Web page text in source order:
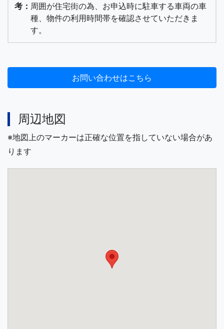
周囲が住宅街の為、お申込時に駐車する車両の車
種、物件の利用時間帯を確認させていただきま
す。
周辺地図
※地図上のマーカーは正確な位置を指していない場合があ
ります